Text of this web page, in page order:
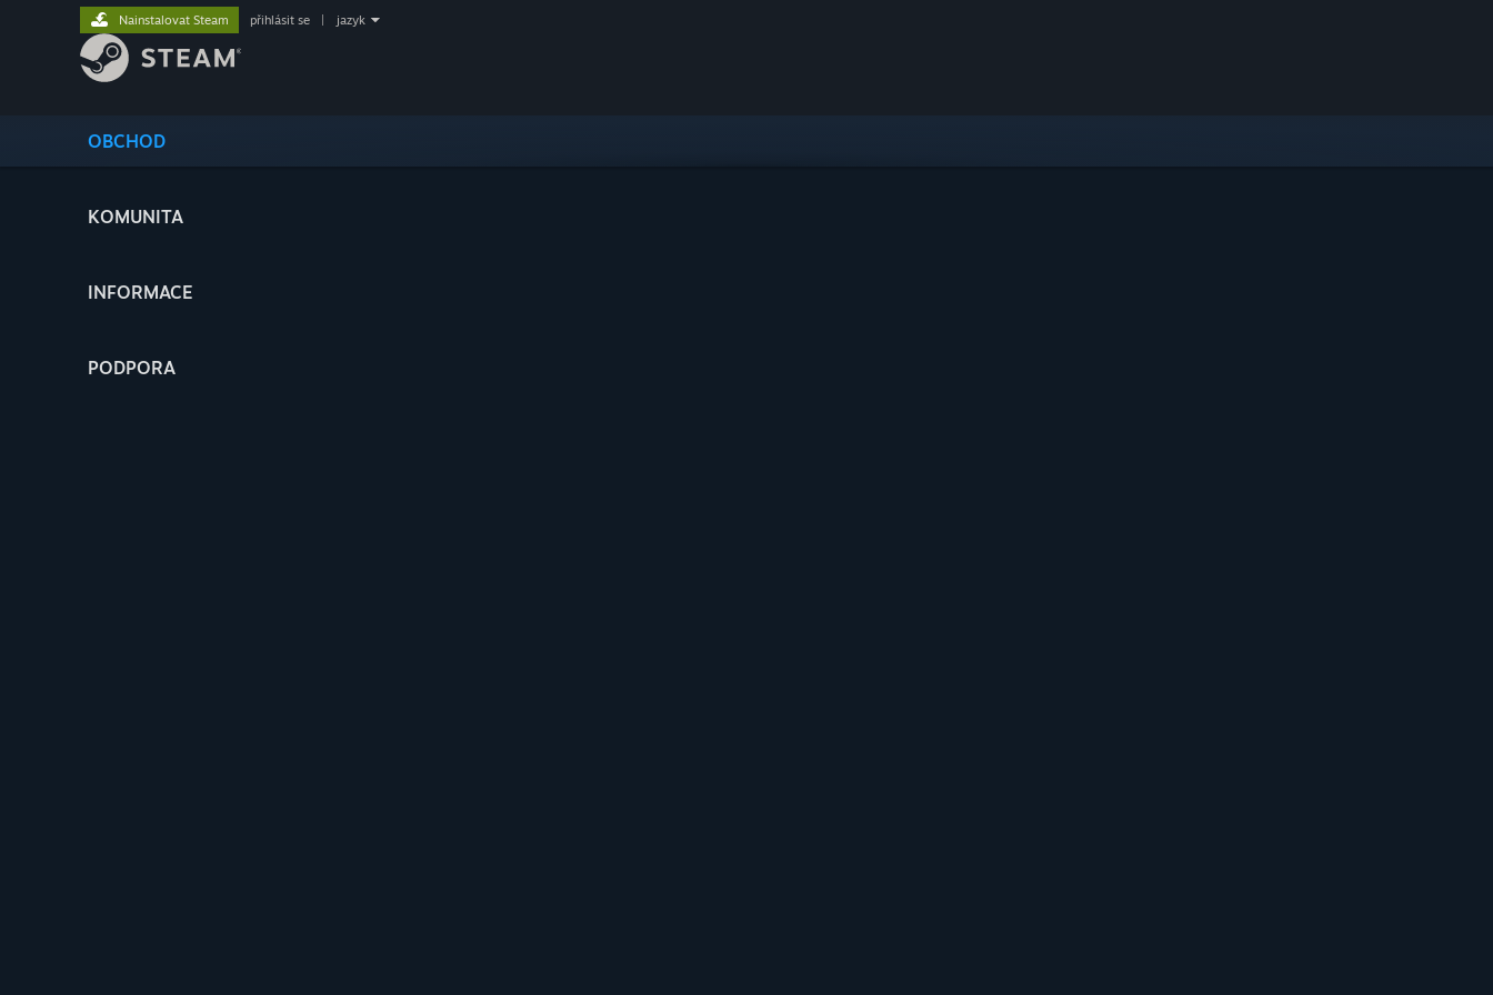
OBCHOD
KOMUNITA
INFORMACE
PODPORA
Nainstalovat Steam přihlásit se jazyk